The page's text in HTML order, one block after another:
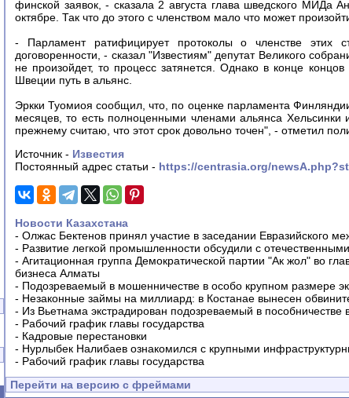
финской заявок, - сказала 2 августа глава шведского МИДа
октябре. Так что до этого с членством мало что может
- Парламент ратифицирует протоколы о членстве этих
договоренности, - сказал "Известиям" депутат Великого
не произойдет, то процесс затянется. Однако в конце
Швеции путь в альянс.
Эркки Туомиоя сообщил, что, по оценке парламента
месяцев, то есть полноценными членами альянса
прежнему считаю, что этот срок довольно точен", - отметил
Источник - Известия
Постоянный адрес статьи - https://centrasia.org/
Новости Казахстана
- Олжас Бектенов принял участие в заседании Евразийского
- Развитие легкой промышленности обсудили с
- Агитационная группа Демократической партии "Ак жол" во
бизнеса Алматы
- Подозреваемый в мошенничестве в особо крупном размере
- Незаконные займы на миллиард: в Костанае вынесен
- Из Вьетнама экстрадирован подозреваемый в пособничестве
- Рабочий график главы государства
- Кадровые перестановки
- Нурлыбек Налибаев ознакомился с крупными
- Рабочий график главы государства
Перейти на версию с фреймами